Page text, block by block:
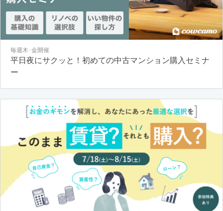
毎週木･金開催
平日夜にサクッと！初めての中古マンション購入セミナ
ー